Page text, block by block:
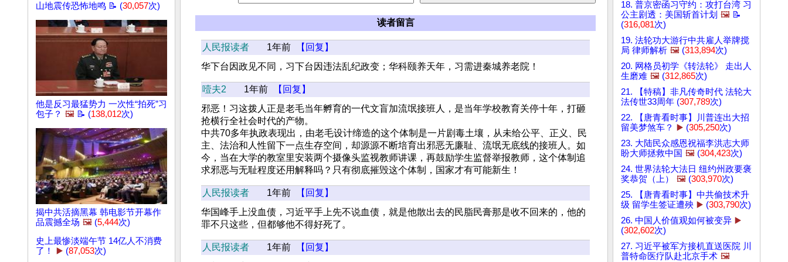
山地震传恐怖地鸣 📝 (30,057次)
他是反习最猛势力 一次性“拍死”习
包子？ 🖼️ 📝 (138,012次)
揭中共活摘黑幕 韩电影节开幕作
品震撼全场 🖼️ (5,444次)
史上最惨淡端午节 14亿人不消费
了！
▶️ (87,053次)
读者留言
人民报读者 1年前
【回复】
华下台因政见不同，习下台因违法乱纪政变；华科颐养天年，习需进秦城养老院！
噎夫2 1年前
【回复】
邪恶！习这拨人正是老毛当年孵育的一代文盲加流氓接班人，是当年学校教育关停十年，打砸
抢横行全社会时代的产物。
中共70多年执政表现出，由老毛设计缔造的这个体制是一片剧毒土壤，从未给公平、正义、民
主、法治和人性留下一点生存空间，却源源不断培育出邪恶无廉耻、流氓无底线的接班人。如
今，当在大学的教室里安装两个摄像头监视教师讲课，再鼓励学生监督举报教师，这个体制追
求邪恶与无耻程度还用解释吗？只有彻底摧毁这个体制，国家才有可能新生！
人民报读者 1年前
【回复】
华国峰手上没血债，习近平手上先不说血债，就是他散出去的民脂民膏那是收不回来的，他的
罪不只这些，但都够他不得好死了。
人民报读者 1年前
【回复】
18. 普京密函习守约：攻打台湾 习
公主剧透：美国斩首计划 🖼️ 📝
(316,081次)
19. 法轮功大游行中共雇人举牌搅
局 律师解析 🖼️ (313,894次)
20. 网格员初学《转法轮》 走出人
生磨难 🖼️ (312,865次)
21. 【特稿】非凡传奇时代 法轮大
法传世33周年 (307,789次)
22. 【唐青看时事】川普连出大招
留美梦煞车？
▶️ (305,250次)
23. 大陆民众感恩祝福李洪志大师
盼大师拯救中国 🖼️ (304,423次)
24. 世界法轮大法日 纽约州政要褒
奖恭贺（上）
🖼️ (303,970次)
25. 【唐青看时事】中共偷技术升
级 留学生签证遭殃 ▶️ (303,790次)
26. 中国人价值观如何被变异 ▶️
(302,602次)
27. 习近平被军方接机直送医院 川
普特命医疗队赴北京手术 🖼️